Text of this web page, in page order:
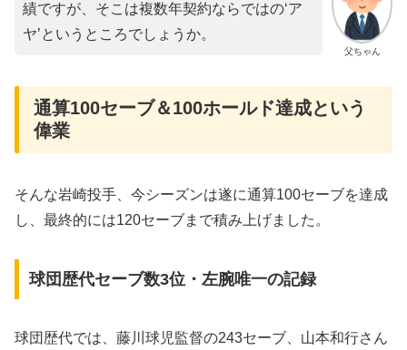
父ちゃん
績ですが、そこは複数年契約ならではの‘ア
ヤ’というところでしょうか。
通算100セーブ＆100ホールド達成という
偉業
そんな岩崎投手、今シーズンは遂に通算100セーブを達成
し、最終的には120セーブまで積み上げました。
球団歴代セーブ数3位・左腕唯一の記録
球団歴代では、藤川球児監督の243セーブ、山本和行さん